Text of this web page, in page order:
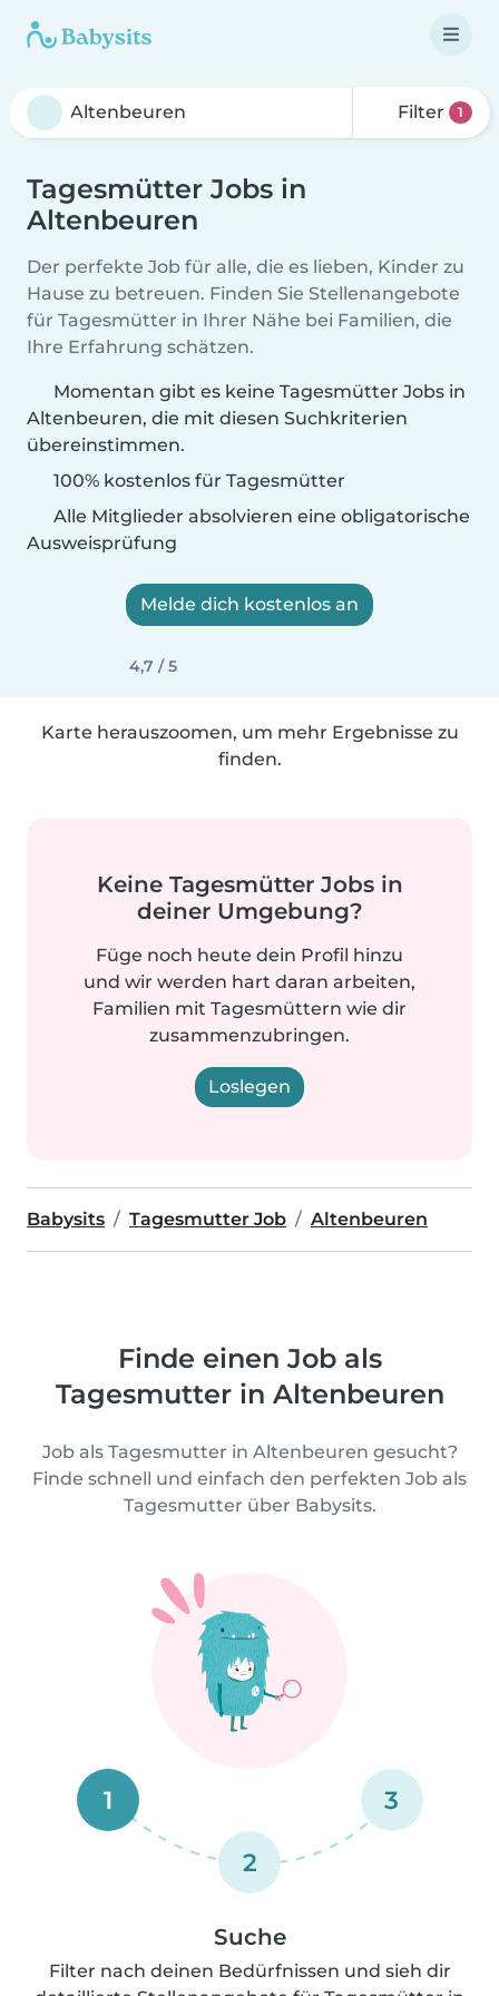
Filter 1
Tagesmütter Jobs in
Altenbeuren
Der perfekte Job für alle, die es lieben, Kinder zu
Hause zu betreuen. Finden Sie Stellenangebote
für Tagesmütter in Ihrer Nähe bei Familien, die
Ihre Erfahrung schätzen.
Momentan gibt es keine Tagesmütter Jobs in
Altenbeuren, die mit diesen Suchkriterien
übereinstimmen.
100% kostenlos für Tagesmütter
Alle Mitglieder absolvieren eine obligatorische
Ausweisprüfung
Melde dich kostenlos an
4,7 / 5
Karte herauszoomen, um mehr Ergebnisse zu
finden.
Keine Tagesmütter Jobs in
deiner Umgebung?
Füge noch heute dein Profil hinzu
und wir werden hart daran arbeiten,
Familien mit Tagesmüttern wie dir
zusammenzubringen.
Loslegen
Babysits Tagesmutter Job Altenbeuren
Finde einen Job als
Tagesmutter in Altenbeuren
Job als Tagesmutter in Altenbeuren gesucht?
Finde schnell und einfach den perfekten Job als
Tagesmutter über Babysits.
1
2
3
Suche
Filter nach deinen Bedürfnissen und sieh dir